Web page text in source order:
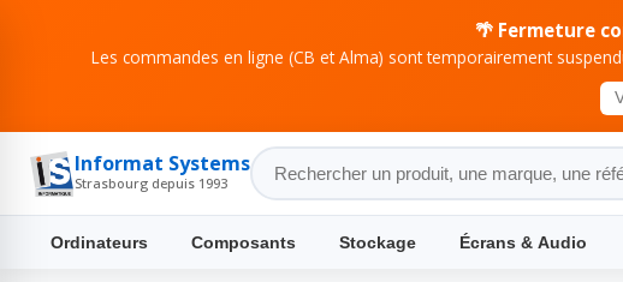
🌴 Fermeture
Les commandes en ligne (CB et Alma) sont temporairement
Informat Systems
Strasbourg depuis 1993
Ordinateurs Composants Stockage Écrans & Audio